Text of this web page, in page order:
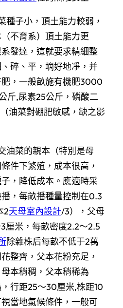
種子小，頂土能力較弱，
不育系）頂土能力更
發達，這就要求精細整
碎、平，墑好地凈，并
，一般畝施有機肥3000
斤,尿素25公斤，磷酸二
油菜對硼肥敏感，缺之影
油菜的親本（特別是母
件下繁殖，成本很高，
，降低成本。應適時采
，每畝播種量控制在0.3
2天母室內設計/3），父母
厘米，每畝密度2.2～2.5
除雜株后每畝不低于2萬
整齊，父本花粉充足，
本稍稠，父本稍稀為
行距25～30厘米,株距10
當地氣候條件，一般可